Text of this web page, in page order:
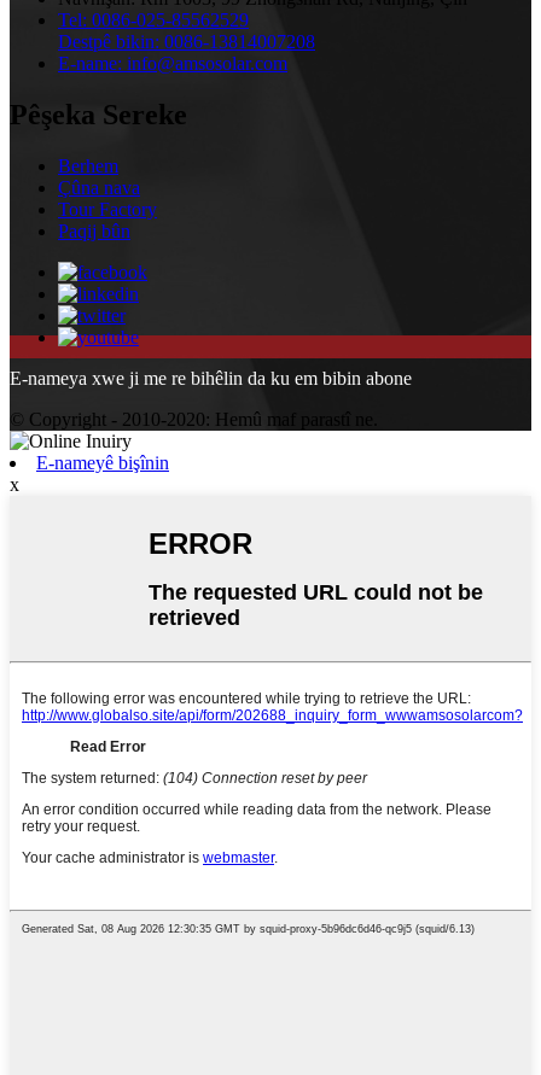
Tel: 0086-025-85562529
Destpê bikin: 0086-13814007208
E-name: info@amsosolar.com
Pêşeka Sereke
Berhem
Çûna nava
Tour Factory
Paqij bûn
E-nameya xwe ji me re bihêlin da ku em bibin abone
© Copyright - 2010-2020: Hemû maf parastî ne.
E-nameyê bişînin
x